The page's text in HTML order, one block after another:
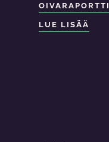
OIVARAPORTTI
LUE LISÄÄ